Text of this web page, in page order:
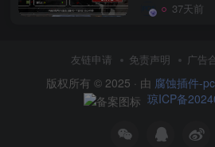
37天前
友链申请 免责声明 广告
版权所有 © 2025 · 由 腐蚀插件-
琼ICP备